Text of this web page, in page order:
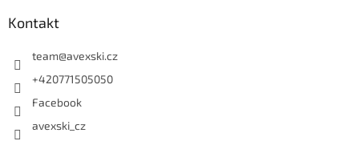
Kontakt
team@avexski.cz
+420771505050
Facebook
avexski_cz